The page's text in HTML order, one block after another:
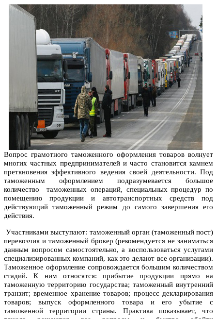
Вопрос грамотного таможенного оформления товаров волнует
многих частных предпринимателей и часто становится камнем
преткновения эффективного ведения своей деятельности. Под
таможенным оформлением подразумевается большое
количество таможенных операций, специальных процедур по
помещению продукции и автотранспортных средств под
действующий таможенный режим до самого завершения его
действия.
Участниками выступают: таможенный орган (таможенный пост)
перевозчик и таможенный брокер (рекомендуется не заниматься
данным вопросом самостоятельно, а воспользоваться услугами
специализированных компаний, как это делают все организации).
Таможенное оформление сопровождается большим количеством
стадий. К ним относятся: прибытие продукции прямо на
таможенную территорию государства; таможенный внутренний
транзит; временное хранение товаров; процесс декларирования
товаров; выпуск оформленного товара и его убытие с
таможенной территории страны. Практика показывает, что